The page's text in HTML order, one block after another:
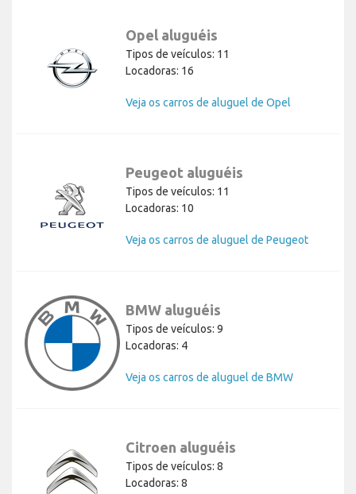
Opel aluguéis
Tipos de veículos: 11
Locadoras: 16
Veja os carros de aluguel de Opel
Peugeot aluguéis
Tipos de veículos: 11
Locadoras: 10
Veja os carros de aluguel de Peugeot
BMW aluguéis
Tipos de veículos: 9
Locadoras: 4
Veja os carros de aluguel de BMW
Citroen aluguéis
Tipos de veículos: 8
Locadoras: 8